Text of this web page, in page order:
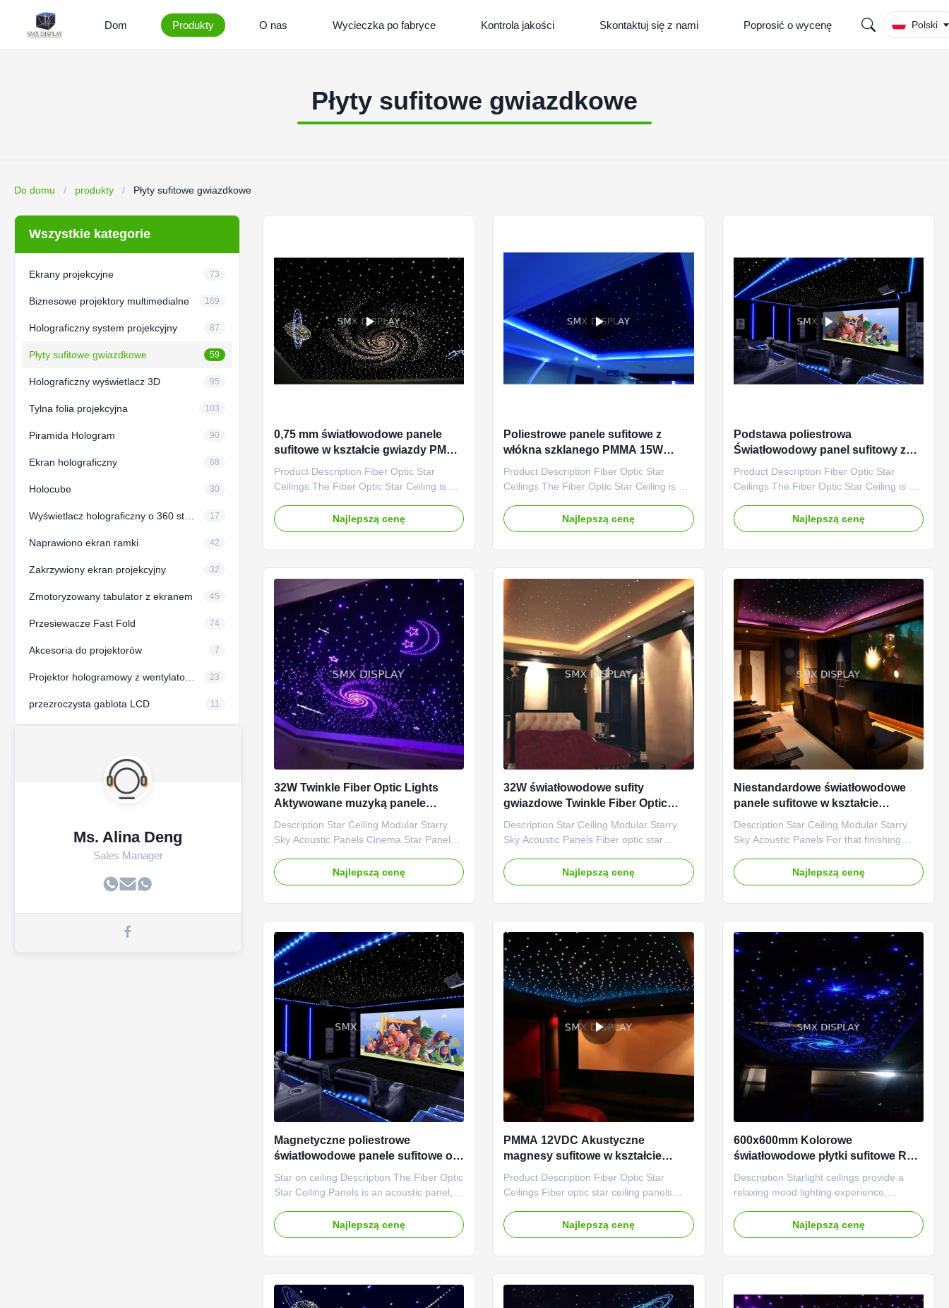
Dom Produkty O nas Wycieczka po fabryce Kontrola jakości Skontaktuj się z nami Poprosić o wycenę Polski
Płyty sufitowe gwiazdkowe
Do domu / produkty / Płyty sufitowe gwiazdkowe
Wszystkie kategorie
Ekrany projekcyjne 73
Biznesowe projektory multimedialne 169
Holograficzny system projekcyjny 87
Płyty sufitowe gwiazdkowe 59
Holograficzny wyświetlacz 3D 95
Tylna folia projekcyjna 103
Piramida Hologram 90
Ekran holograficzny 68
Holocube 30
17
Naprawiono ekran ramki 42
Zakrzywiony ekran projekcyjny 32
Zmotoryzowany tabulator z ekranem 45
Przesiewacze Fast Fold 74
Akcesoria do projektorów 7
23
przezroczysta gablota LCD 11
Ms. Alina Deng
Sales Manager
0,75 mm światłowodowe panele
sufitowe w kształcie gwiazdy PMMA
Dekoracyjne kino i pokój
Product Description Fiber Optic Star
Ceilings The Fiber Optic Star Ceiling is a
panel that mounts onto an existing ceiling
with a set of screws or install on the keel
Najlepszą cenę
Poliestrowe panele sufitowe z
włókna szklanego PMMA 15W
12VDC z magnesami
Product Description Fiber Optic Star
Ceilings The Fiber Optic Star Ceiling is a
panel that mounts onto an existing ceiling
with a set of screws or install on the keel
Najlepszą cenę
Podstawa poliestrowa
Światłowodowy panel sufitowy z
gwiazdą PMMA 12VDC do sali
teatralnej
Product Description Fiber Optic Star
Ceilings The Fiber Optic Star Ceiling is a
panel that mounts onto an existing ceiling
with a set of screws or install on the keel
Najlepszą cenę
32W Twinkle Fiber Optic Lights
Aktywowane muzyką panele
sufitowe LED RGBW Star
Description Star Ceiling Modular Starry
Sky Acoustic Panels Cinema Star Panel
realistic star field effect for your setting
with the relaxing starry night above, plus
Najlepszą cenę
32W światłowodowe sufity
gwiazdowe Twinkle Fiber Optic
Starlight Headliner Kit do wystroju
domu
Description Star Ceiling Modular Starry
Sky Acoustic Panels Fiber optic star
nurseries, creating the feeling of sleeping
under the stars, and star ceilings also add
Najlepszą cenę
Niestandardowe światłowodowe
panele sufitowe w kształcie
gwiazdy 9 mm 7 kolorów Panele
sufitowe z gwiaździstą nocą
Description Star Ceiling Modular Starry
Sky Acoustic Panels For that finishing
want the feeling of sitting under the stars
at night, get one of our fibre optic star
Najlepszą cenę
Magnetyczne poliestrowe
światłowodowe panele sufitowe o
grubości 9 mm ze spadającą
gwiazdą
Star on ceiling Description The Fiber Optic
Star Ceiling Panels is an acoustic panel,
room by taming room reverberations And
the addition of RGB LED technology to our
Najlepszą cenę
PMMA 12VDC Akustyczne
magnesy sufitowe w kształcie
gwiazdy 15W do kina domowego
Product Description Fiber Optic Star
Ceilings Fiber optic star ceiling panels
Ideal for Home Theaters, Media Rooms,
Rec Rooms and virtually anywhere in your
Najlepszą cenę
600x600mm Kolorowe
światłowodowe płytki sufitowe RGB
do dekoracji kina domowego
Description Starlight ceilings provide a
relaxing mood lighting experience,
night sky on long summer evenings.
Hundreds of star points twinkle gently over
Najlepszą cenę